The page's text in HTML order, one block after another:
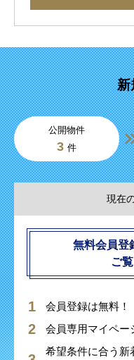
新
公開物件
3 件
現在
無料会員登
ご
会員登録は無料！
会員専用マイペー
希望条件に合う新